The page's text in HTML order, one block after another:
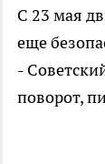
С 23 мая
еще
-
поворот,